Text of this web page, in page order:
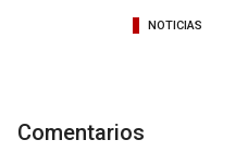
NOTICIAS
Comentarios